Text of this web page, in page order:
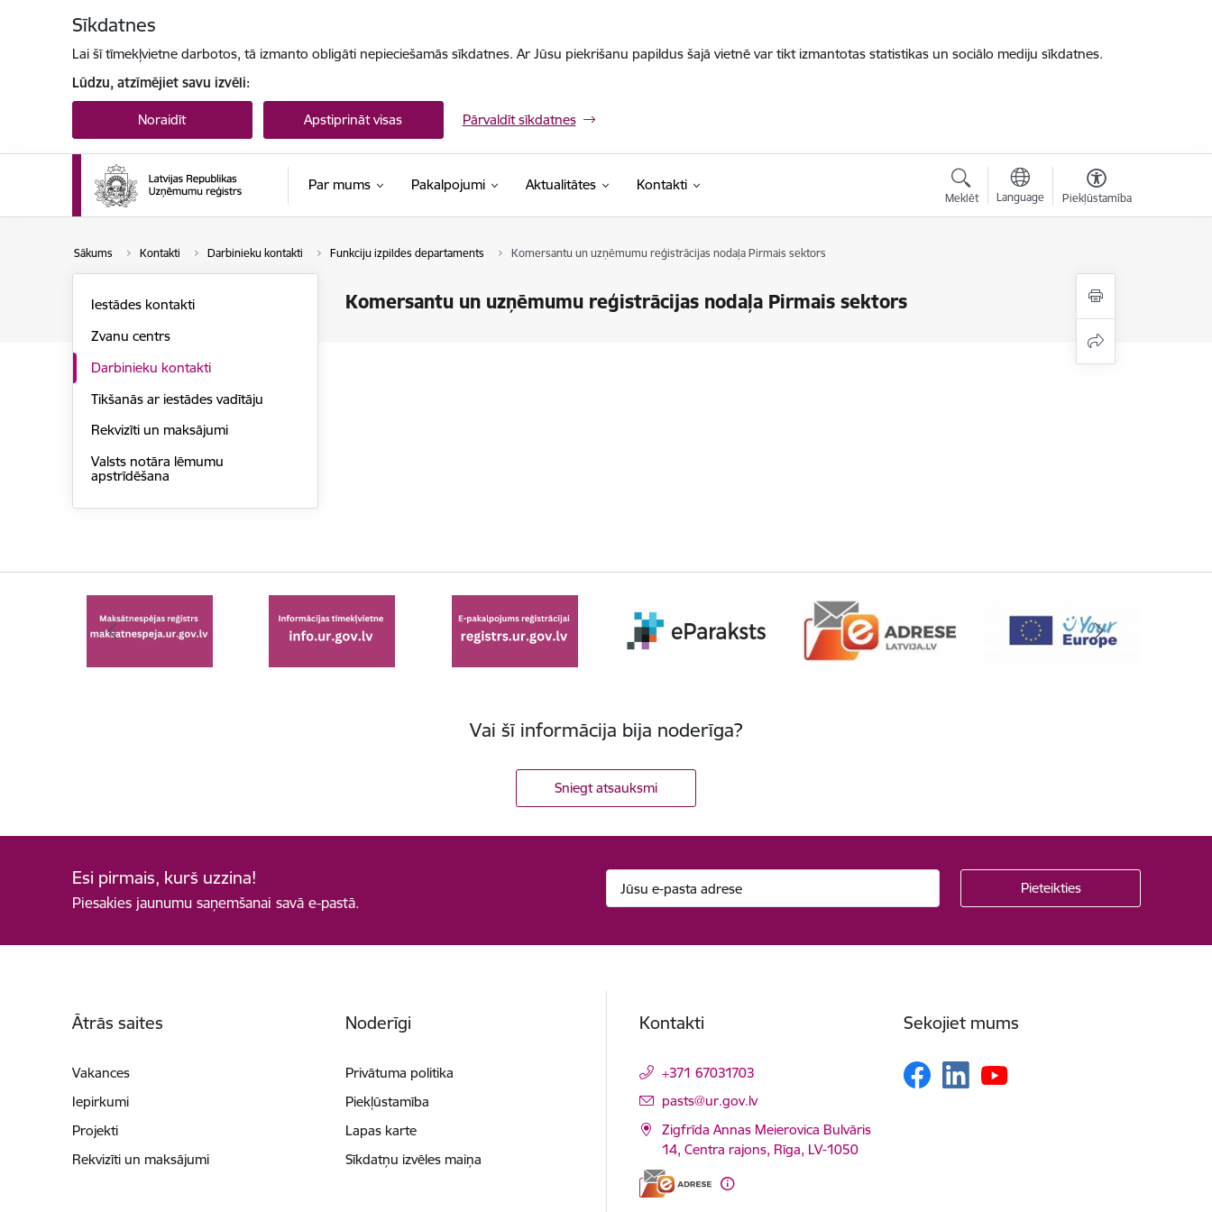
Sīkdatnes
Lai šī tīmekļvietne darbotos, tā izmanto obligāti nepieciešamās sīkdatnes. Ar Jūsu piekrišanu papildus šajā vietnē var tikt izmantotas statistikas un sociālo mediju sīkdatnes.
Lūdzu, atzīmējiet savu izvēli:
Noraidīt Apstiprināt visas Pārvaldīt sīkdatnes
Par mums Pakalpojumi Aktualitātes Kontakti
Meklēt Language Piekļūstamība
Sākums Kontakti Darbinieku kontakti Funkciju izpildes departaments Komersantu un uzņēmumu reģistrācijas nodaļa Pirmais sektors
Komersantu un uzņēmumu reģistrācijas nodaļa Pirmais sektors
Iestādes kontakti
Zvanu centrs
Darbinieku kontakti
Tikšanās ar iestādes vadītāju
Rekvizīti un maksājumi
Valsts notāra lēmumu
apstrīdēšana
Vai šī informācija bija noderīga?
Sniegt atsauksmi
Esi pirmais, kurš uzzina!
Piesakies jaunumu saņemšanai savā e-pastā.
Ātrās saites
Vakances
Iepirkumi
Projekti
Rekvizīti un maksājumi
Noderīgi
Privātuma politika
Piekļūstamība
Lapas karte
Sīkdatņu izvēles maiņa
Kontakti
+371 67031703
E-pasts:
pasts@ur.gov.lv
Zigfrīda Annas Meierovica Bulvāris
14, Centra rajons, Rīga, LV-1050
Sekojiet mums